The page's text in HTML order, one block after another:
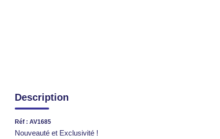
Description
Réf : AV1685
Nouveauté et Exclusivité !